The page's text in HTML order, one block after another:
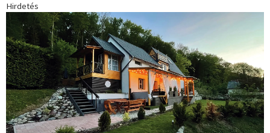
Hirdetés